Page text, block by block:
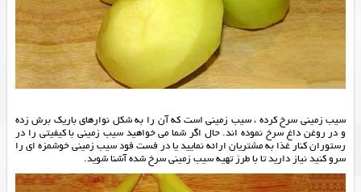
سیب زمینی سرخ کرده ، سیب زمینی است که آن را به شکل نوارهای باریک برش زده
و در روغن داغ سرخ نموده اند. حال اگر شما می خواهید سیب زمینی با کیفیتی را در
رستوران کنار غذا به مشتریان ارائه نمایید یا در فست فود سیب زمینی خوشمزه ای را
سرو کنید نیاز دارید تا با طرز تهیه سیب زمینی سرخ شده آشنا شوید.